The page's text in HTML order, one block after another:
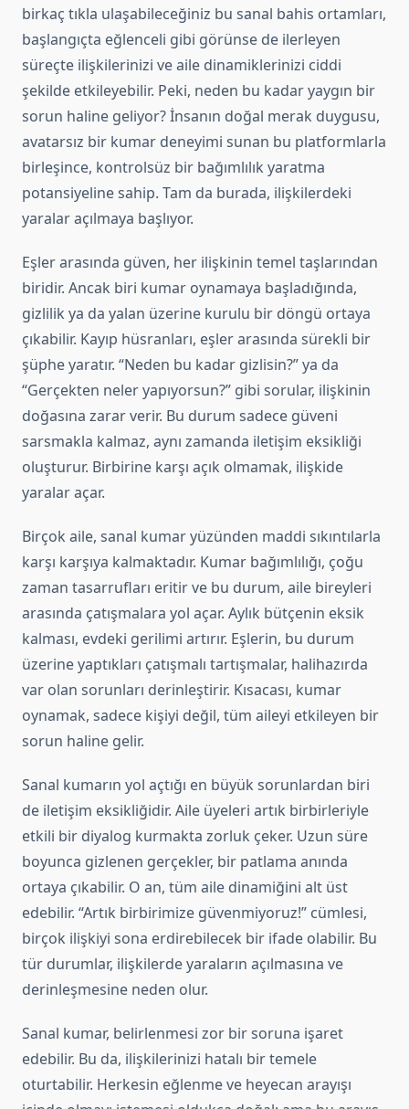
birkaç tıkla ulaşabileceğiniz bu sanal bahis ortamları,
başlangıçta eğlenceli gibi görünse de ilerleyen
süreçte ilişkilerinizi ve aile dinamiklerinizi ciddi
şekilde etkileyebilir. Peki, neden bu kadar yaygın bir
sorun haline geliyor? İnsanın doğal merak duygusu,
avatarsız bir kumar deneyimi sunan bu platformlarla
birleşince, kontrolsüz bir bağımlılık yaratma
potansiyeline sahip. Tam da burada, ilişkilerdeki
yaralar açılmaya başlıyor.
Eşler arasında güven, her ilişkinin temel taşlarından
biridir. Ancak biri kumar oynamaya başladığında,
gizlilik ya da yalan üzerine kurulu bir döngü ortaya
çıkabilir. Kayıp hüsranları, eşler arasında sürekli bir
şüphe yaratır. “Neden bu kadar gizlisin?” ya da
“Gerçekten neler yapıyorsun?” gibi sorular, ilişkinin
doğasına zarar verir. Bu durum sadece güveni
sarsmakla kalmaz, aynı zamanda iletişim eksikliği
oluşturur. Birbirine karşı açık olmamak, ilişkide
yaralar açar.
Birçok aile, sanal kumar yüzünden maddi sıkıntılarla
karşı karşıya kalmaktadır. Kumar bağımlılığı, çoğu
zaman tasarrufları eritir ve bu durum, aile bireyleri
arasında çatışmalara yol açar. Aylık bütçenin eksik
kalması, evdeki gerilimi artırır. Eşlerin, bu durum
üzerine yaptıkları çatışmalı tartışmalar, halihazırda
var olan sorunları derinleştirir. Kısacası, kumar
oynamak, sadece kişiyi değil, tüm aileyi etkileyen bir
sorun haline gelir.
Sanal kumarın yol açtığı en büyük sorunlardan biri
de iletişim eksikliğidir. Aile üyeleri artık birbirleriyle
etkili bir diyalog kurmakta zorluk çeker. Uzun süre
boyunca gizlenen gerçekler, bir patlama anında
ortaya çıkabilir. O an, tüm aile dinamiğini alt üst
edebilir. “Artık birbirimize güvenmiyoruz!” cümlesi,
birçok ilişkiyi sona erdirebilecek bir ifade olabilir. Bu
tür durumlar, ilişkilerde yaraların açılmasına ve
derinleşmesine neden olur.
Sanal kumar, belirlenmesi zor bir soruna işaret
edebilir. Bu da, ilişkilerinizi hatalı bir temele
oturtabilir. Herkesin eğlenme ve heyecan arayışı